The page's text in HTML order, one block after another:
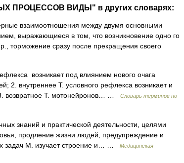
ПРОЦЕССОВ ВИДЫ" в других словарях:
взаимоотношения между двумя основными
выражающиеся в том, что возникновение одно го
торможение сразу после прекращения своего
возникает под влиянием нового очага
2. внутреннее Т. условного рефлекса возникает и
возвратное Т. мотонейронов… …
Словарь терминов по
знаний и практической деятельности, целями
продление жизни людей, предупреждение и
задач М. изучает строение и… …
Медицинская